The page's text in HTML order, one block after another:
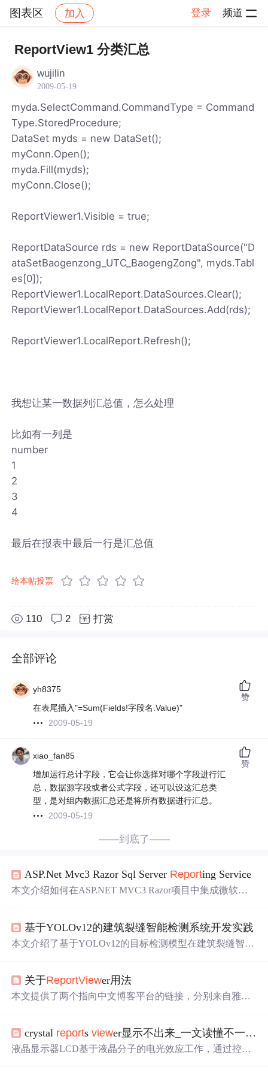
图表区 加入 登录 频道
社区 图表区 帖子详情
ReportView1 分类汇总
wujilin
2009-05-19
myda.SelectCommand.CommandType = Command
Type.StoredProcedure;
DataSet myds = new DataSet();
myConn.Open();
myda.Fill(myds);
myConn.Close();
ReportViewer1.Visible = true;
ReportDataSource rds = new ReportDataSource("D
ataSetBaogenzong_UTC_BaogengZong", myds.Tabl
es[0]);
ReportViewer1.LocalReport.DataSources.Clear();
ReportViewer1.LocalReport.DataSources.Add(rds);
ReportViewer1.LocalReport.Refresh();
我想让某一数据列汇总值，怎么处理
比如有一列是
number
1
2
3
4
最后在报表中最后一行是汇总值
给本帖投票
110 2 打赏
全部评论
yh8375
在表尾插入"=Sum(Fields!字段名.Value)"
2009-05-19
赞
xiao_fan85
增加运行总计字段，它会让你选择对哪个字段进行汇
总，数据源字段或者公式字段，还可以设这汇总类
型，是对组内数据汇总还是将所有数据进行汇总。
2009-05-19
赞
——到底了——
ASP.Net Mvc3 Razor Sql Server Reporting Service
本文介绍如何在ASP.NET MVC3 Razor项目中集成微软的S
以及在ASP.NET MVC3中调用报表的具体步骤。
基于YOLOv12的建筑裂缝智能检测系统开发实践
本文介绍了基于YOLOv12的目标检测模型在建筑裂缝智能
征融合应用、PyTorch训练优化及PyQt5本地化界面实现，
并通过通道剪枝、INT8量化和TensorRT部署实现Jetson Nan
关于ReportViewer用法
本文提供了两个指向中文博客平台的链接，分别来自雅虎
crystal reportsviewer显示不出来_一文读懂不一样的器件“LCD”
液晶显示器LCD基于液晶分子的电光效应工作，通过控制